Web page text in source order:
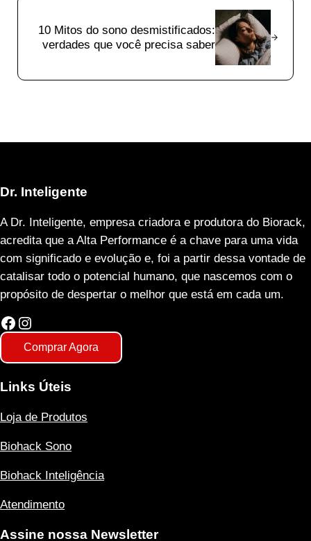
10 Mitos do sono desmistificados:
verdades que você precisa saber
Dr. Inteligente
A Dr. Inteligente, empresa criadora e produtora do Biorack,
acredita que a Alta Performance é a chave para uma vida
com significado e evolução e, foi a partir dessa vontade de
catalisar todo o potencial humano, que nascemos com o
propósito de despertar o melhor que está em cada um.
Facebook
Instagram
Comprar Agora
Links Úteis
Loja de Produtos
Biohack Sono
Biohack Inteligência
Atendimento
Assine nossa Newsletter